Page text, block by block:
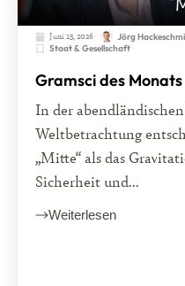
Juni 15, 2026 Jörg
Staat & Gesellschaft
Gramsci des Monats
In der
Weltbetrachtung
„Mitte“ als das
Sicherheit und...
Weiterlesen